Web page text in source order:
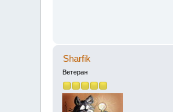
Sharfik
Ветеран